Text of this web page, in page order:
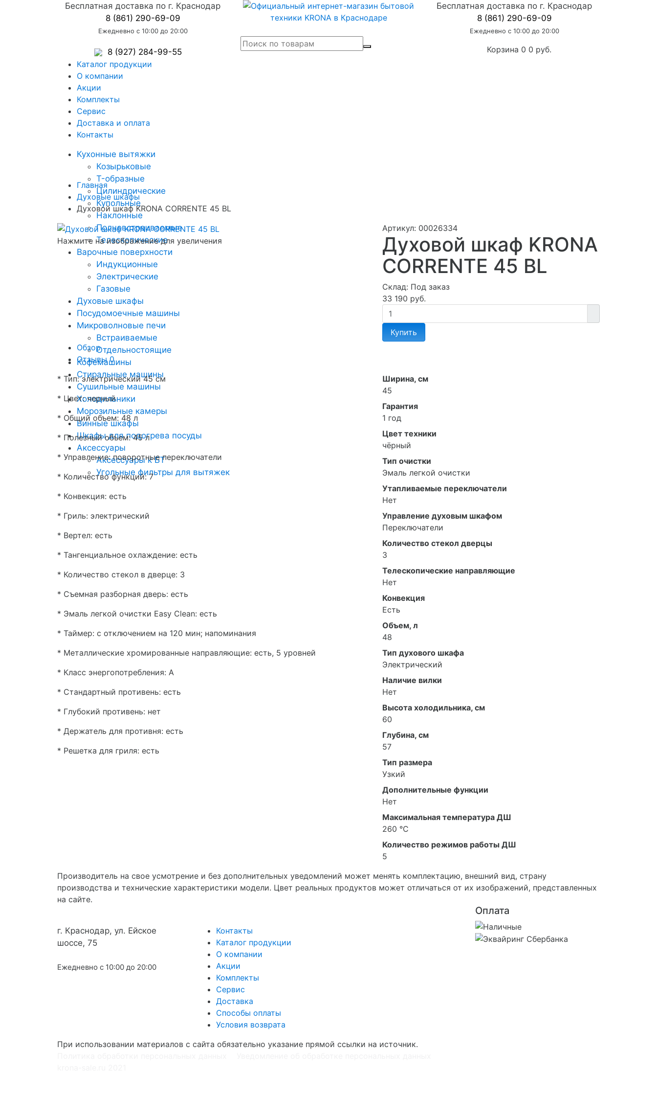
Бесплатная доставка по г. Краснодар
8 (861) 290-69-09
Ежедневно с 10:00 до 20:00
Бесплатная доставка по г. Краснодар
8 (861) 290-69-09
Ежедневно с 10:00 до 20:00
8 (927) 284-99-55 Корзина 0 0 руб.
Каталог продукции
О компании
Акции
Комплекты
Сервис
Доставка и оплата
Контакты
Кухонные вытяжки
Козырьковые
T-образные
Цилиндрические
Купольные
Наклонные
Полновстраиваемые
Телескопические
Варочные поверхности
Индукционные
Электрические
Газовые
Духовые шкафы
Посудомоечные машины
Микроволновые печи
Встраиваемые
Отдельностоящие
Кофемашины
Стиральные машины
Сушильные машины
Холодильники
Морозильные камеры
Винные шкафы
Шкафы для подогрева посуды
Аксессуары
Аксессуары к БТ
Угольные фильтры для вытяжек
Главная
Духовые шкафы
Духовой шкаф KRONA CORRENTE 45 BL
Нажмите на изображение для увеличения
Артикул: 00026334
Духовой шкаф KRONA
CORRENTE 45 BL
Склад: Под заказ
33 190 руб.
Купить
Обзор
Отзывы0
* Тип: электрический 45 см
* Цвет: черный
* Общий объем: 48 л
* Полезный объем: 45 л
* Управление: поворотные переключатели
* Количество функций: 7
* Конвекция: есть
* Гриль: электрический
* Вертел: есть
* Тангенциальное охлаждение: есть
* Количество стекол в дверце: 3
* Съемная разборная дверь: есть
* Эмаль легкой очистки Easy Clean: есть
* Таймер: с отключением на 120 мин; напоминания
* Металлические хромированные направляющие: есть, 5 уровней
* Класс энергопотребления: A
* Стандартный противень: есть
* Глубокий противень: нет
* Держатель для противня: есть
* Решетка для гриля: есть
Ширина, см
45
Гарантия
1 год
Цвет техники
чёрный
Тип очистки
Эмаль легкой очистки
Утапливаемые переключатели
Нет
Управление духовым шкафом
Переключатели
Количество стекол дверцы
3
Телескопические направляющие
Нет
Конвекция
Есть
Объем, л
48
Тип духового шкафа
Электрический
Наличие вилки
Нет
Высота холодильника, см
60
Глубина, см
57
Тип размера
Узкий
Дополнительные функции
Нет
Максимальная температура ДШ
260 °C
Количество режимов работы ДШ
5
Производитель на свое усмотрение и без дополнительных уведомлений может менять комплектацию, внешний вид, страну
производства и технические характеристики модели. Цвет реальных продуктов может отличаться от их изображений, представленных
на сайте.
г. Краснодар, ул. Ейское
шоссе, 75
Ежедневно с 10:00 до 20:00
Контакты
Каталог продукции
О компании
Акции
Комплекты
Сервис
Доставка
Способы оплаты
Условия возврата
Оплата
При использовании материалов с сайта обязательно указание прямой ссылки на источник.